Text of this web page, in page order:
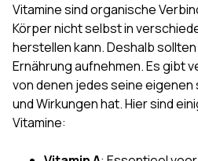
Vitamine sind organische
Körper nicht selbst in
herstellen kann. Deshalb
Ernährung aufnehmen. Es gibt
von denen jedes seine
und Wirkungen hat. Hier sind
Vitamine: